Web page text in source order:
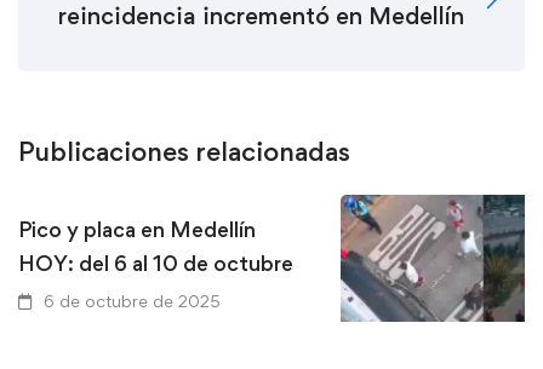
reincidencia incrementó en Medellín
Publicaciones relacionadas
Pico y placa en Medellín
HOY: del 6 al 10 de octubre
6 de octubre de 2025